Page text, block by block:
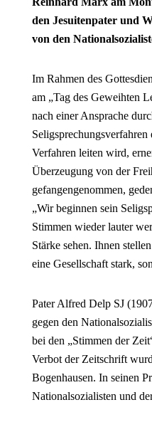
den Jesuitenpater und
von den
Im Rahmen des
am „Tag des Geweihten
nach einer Ansprache
Verfahren leiten wird,
Überzeugung von der
gefangengenommen,
„Wir beginnen sein
Stimmen wieder lauter
Stärke sehen. Ihnen
eine Gesellschaft stark,
Pater Alfred Delp SJ
gegen den
bei den „Stimmen der
Verbot der Zeitschrift
Bogenhausen. In seinen
Nationalsozialisten und